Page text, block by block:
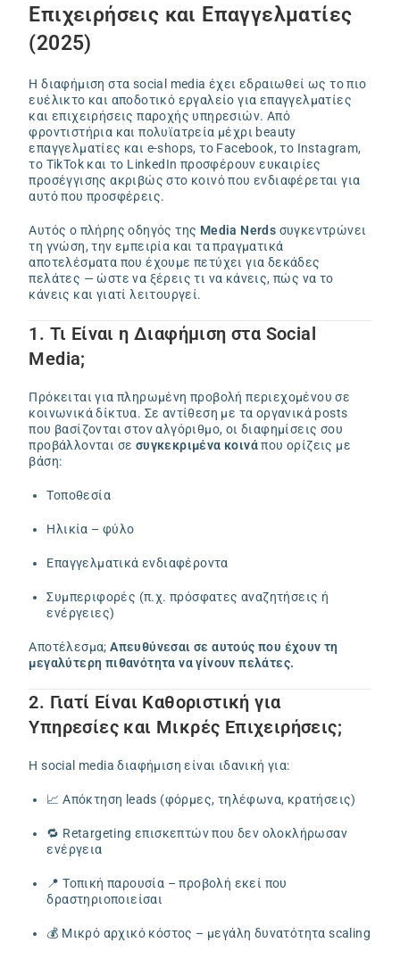
Επιχειρήσεις και Επαγγελματίες
(2025)
Η διαφήμιση στα social media έχει εδραιωθεί ως το πιο
ευέλικτο και αποδοτικό εργαλείο για επαγγελματίες
και επιχειρήσεις παροχής υπηρεσιών. Από
φροντιστήρια και πολυϊατρεία μέχρι beauty
επαγγελματίες και e-shops, το Facebook, το Instagram,
το TikTok και το LinkedIn προσφέρουν ευκαιρίες
προσέγγισης ακριβώς στο κοινό που ενδιαφέρεται για
αυτό που προσφέρεις.
Αυτός ο πλήρης οδηγός της Media Nerds συγκεντρώνει
τη γνώση, την εμπειρία και τα πραγματικά
αποτελέσματα που έχουμε πετύχει για δεκάδες
πελάτες — ώστε να ξέρεις τι να κάνεις, πώς να το
κάνεις και γιατί λειτουργεί.
1. Τι Είναι η Διαφήμιση στα Social
Media;
Πρόκειται για πληρωμένη προβολή περιεχομένου σε
κοινωνικά δίκτυα. Σε αντίθεση με τα οργανικά posts
που βασίζονται στον αλγόριθμο, οι διαφημίσεις σου
προβάλλονται σε συγκεκριμένα κοινάπου ορίζεις με
βάση:
Τοποθεσία
Ηλικία – φύλο
Επαγγελματικά ενδιαφέροντα
Συμπεριφορές (π.χ. πρόσφατες αναζητήσεις ή
ενέργειες)
Αποτέλεσμα;Απευθύνεσαι σε αυτούς που έχουν τη
μεγαλύτερη πιθανότητα να γίνουν πελάτες.
2. Γιατί Είναι Καθοριστική για
Υπηρεσίες και Μικρές Επιχειρήσεις;
Η social media διαφήμιση είναι ιδανική για:
📈 Απόκτηση leads (φόρμες, τηλέφωνα, κρατήσεις)
🔁 Retargeting επισκεπτών που δεν ολοκλήρωσαν
ενέργεια
📍 Τοπική παρουσία – προβολή εκεί που
δραστηριοποιείσαι
💰 Μικρό αρχικό κόστος – μεγάλη δυνατότητα scaling